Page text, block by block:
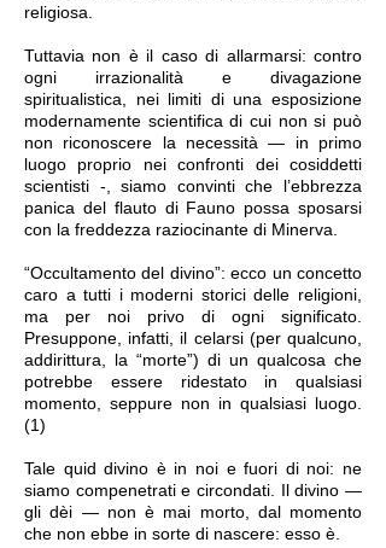
religiosa.
Tuttavia non è il caso di allarmarsi: contro
ogni irrazionalità e divagazione
spiritualistica, nei limiti di una esposizione
modernamente scientifica di cui non si può
non riconoscere la necessità — in primo
luogo proprio nei confronti dei cosiddetti
scientisti -, siamo convinti che l’ebbrezza
panica del flauto di Fauno possa sposarsi
con la freddezza raziocinante di Minerva.
“Occultamento del divino”: ecco un concetto
caro a tutti i moderni storici delle religioni,
ma per noi privo di ogni significato.
Presuppone, infatti, il celarsi (per qualcuno,
addirittura, la “morte”) di un qualcosa che
potrebbe essere ridestato in qualsiasi
momento, seppure non in qualsiasi luogo.
(1)
Tale quid divino è in noi e fuori di noi: ne
siamo compenetrati e circondati. Il divino —
gli dèi — non è mai morto, dal momento
che non ebbe in sorte di nascere: esso è.